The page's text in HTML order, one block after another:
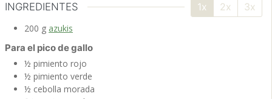
INGREDIENTES 1x 2x 3x
200 g azukis
Para el pico de gallo
½ pimiento rojo
½ pimiento verde
½ cebolla morada